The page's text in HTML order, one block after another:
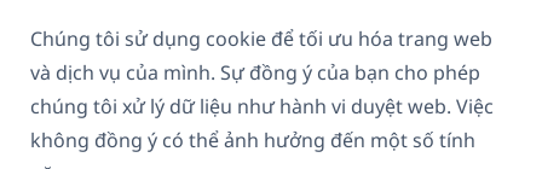
Chúng tôi sử dụng cookie để tối ưu hóa trang web
và dịch vụ của mình. Sự đồng ý của bạn cho phép
chúng tôi xử lý dữ liệu như hành vi duyệt web. Việc
không đồng ý có thể ảnh hưởng đến một số tính
GDPR & Chính sách Bảo mật
Tham gia đội ngũ của chúng tôi(mở